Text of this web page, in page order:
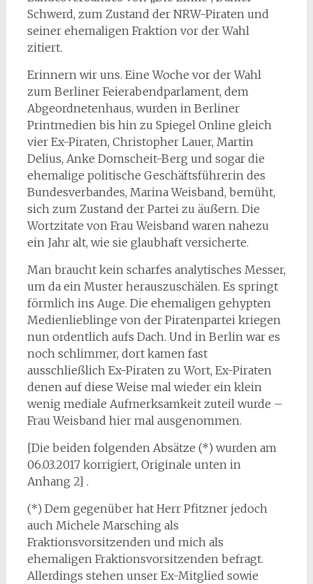
Schwerd, zum Zustand der NRW-Piraten und
seiner ehemaligen Fraktion vor der Wahl
zitiert.
Erinnern wir uns. Eine Woche vor der Wahl
zum Berliner Feierabendparlament, dem
Abgeordnetenhaus, wurden in Berliner
Printmedien bis hin zu Spiegel Online gleich
vier Ex-Piraten, Christopher Lauer, Martin
Delius, Anke Domscheit-Berg und sogar die
ehemalige politische Geschäftsführerin des
Bundesverbandes, Marina Weisband, bemüht,
sich zum Zustand der Partei zu äußern. Die
Wortzitate von Frau Weisband waren nahezu
ein Jahr alt, wie sie glaubhaft versicherte.
Man braucht kein scharfes analytisches Messer,
um da ein Muster herauszuschälen. Es springt
förmlich ins Auge. Die ehemaligen gehypten
Medienlieblinge von der Piratenpartei kriegen
nun ordentlich aufs Dach. Und in Berlin war es
noch schlimmer, dort kamen fast
ausschließlich Ex-Piraten zu Wort, Ex-Piraten
denen auf diese Weise mal wieder ein klein
wenig mediale Aufmerksamkeit zuteil wurde –
Frau Weisband hier mal ausgenommen.
[Die beiden folgenden Absätze (*) wurden am
06.03.2017 korrigiert, Originale unten in
Anhang 2] .
(*) Dem gegenüber hat Herr Pfitzner jedoch
auch Michele Marsching als
Fraktionsvorsitzenden und mich als
ehemaligen Fraktionsvorsitzenden befragt.
Allerdings stehen unser Ex-Mitglied sowie